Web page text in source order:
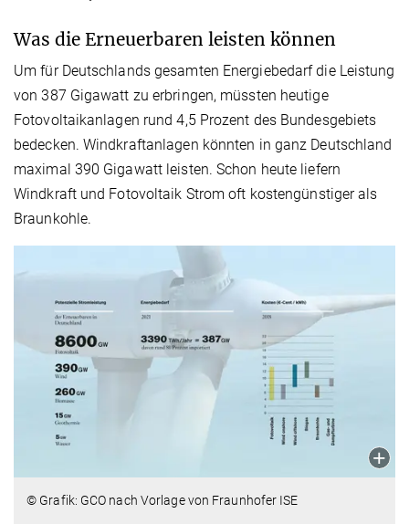
Was die Erneuerbaren leisten können
Um für Deutschlands gesamten Energiebedarf die Leistung
von 387 Gigawatt zu erbringen, müssten heutige
Fotovoltaikanlagen rund 4,5 Prozent des Bundesgebiets
bedecken. Windkraftanlagen könnten in ganz Deutschland
maximal 390 Gigawatt leisten. Schon heute liefern
Windkraft und Fotovoltaik Strom oft kostengünstiger als
Braunkohle.
© Grafik: GCO nach Vorlage von Fraunhofer ISE